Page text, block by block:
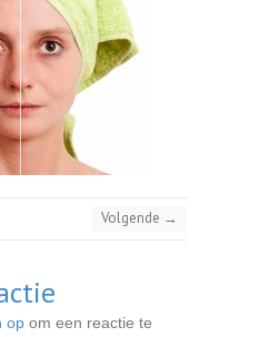
Volgende →
op om een reactie te